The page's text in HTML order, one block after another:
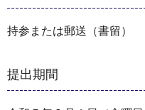
持参または郵送（書留）
提出期間